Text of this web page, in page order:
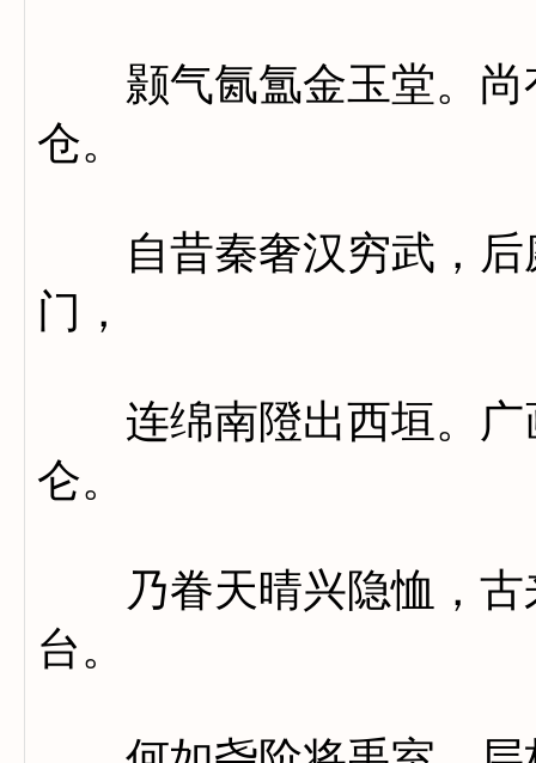
颢气氤氲金玉堂。尚
仓。
自昔秦奢汉穷武，后
门，
连绵南隥出西垣。广
仑。
乃眷天晴兴隐恤，古
台。